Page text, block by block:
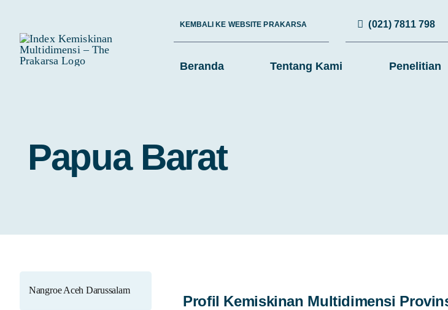
content
KEMBALI KE WEBSITE PRAKARSA (021) 7811 798
Beranda Tentang Kami Penelitian
Papua Barat
Nangroe Aceh Darussalam
Profil Kemiskinan Multidimensi